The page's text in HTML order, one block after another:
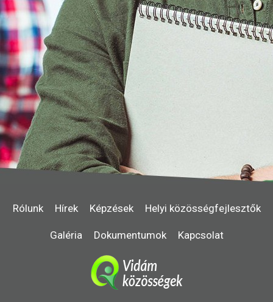
Rólunk Hírek Képzések Helyi közösségfejlesztők
Galéria Dokumentumok Kapcsolat